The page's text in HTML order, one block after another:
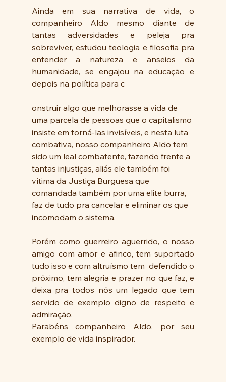
Ainda em sua narrativa de vida, o
companheiro Aldo mesmo diante de
tantas adversidades e peleja pra
sobreviver, estudou teologia e filosofia pra
entender a natureza e anseios da
humanidade, se engajou na educação e
depois na política para c
onstruir algo que melhorasse a vida de
uma parcela de pessoas que o capitalismo
insiste em torná-las invisíveis, e nesta luta
combativa, nosso companheiro Aldo tem
sido um leal combatente, fazendo frente a
tantas injustiças, aliás ele também foi
vítima da Justiça Burguesa que
comandada também por uma elite burra,
faz de tudo pra cancelar e eliminar os que
incomodam o sistema.
Porém como guerreiro aguerrido, o nosso
amigo com amor e afinco, tem suportado
tudo isso e com altruísmo tem  defendido o
próximo, tem alegria e prazer no que faz, e
deixa pra todos nós um legado que tem
servido de exemplo digno de respeito e
admiração.
Parabéns companheiro Aldo, por seu
exemplo de vida inspirador.